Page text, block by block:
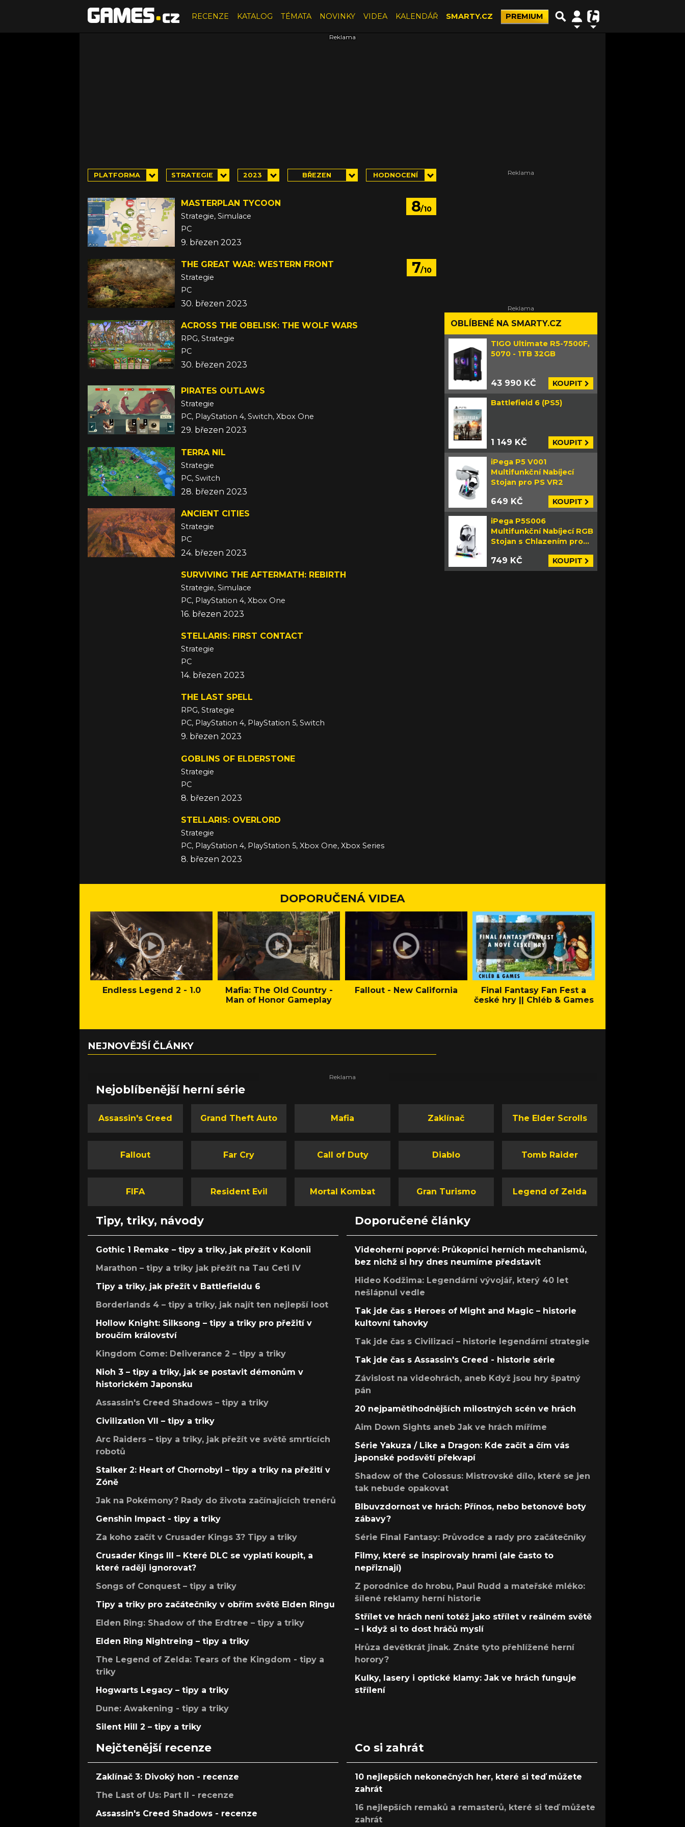
RECENZE KATALOG TÉMATA NOVINKY VIDEA KALENDÁŘ SMARTY.CZ PREMIUM
PLATFORMA STRATEGIE 2023 BŘEZEN HODNOCENÍ
8/10
MASTERPLAN TYCOON
Strategie, Simulace
PC
9. březen 2023
7/10
THE GREAT WAR: WESTERN FRONT
Strategie
PC
30. březen 2023
ACROSS THE OBELISK: THE WOLF WARS
RPG, Strategie
PC
30. březen 2023
PIRATES OUTLAWS
Strategie
PC, PlayStation 4, Switch, Xbox One
29. březen 2023
TERRA NIL
Strategie
PC, Switch
28. březen 2023
ANCIENT CITIES
Strategie
PC
24. březen 2023
SURVIVING THE AFTERMATH: REBIRTH
Strategie, Simulace
PC, PlayStation 4, Xbox One
16. březen 2023
STELLARIS: FIRST CONTACT
Strategie
PC
14. březen 2023
THE LAST SPELL
RPG, Strategie
PC, PlayStation 4, PlayStation 5, Switch
9. březen 2023
GOBLINS OF ELDERSTONE
Strategie
PC
8. březen 2023
STELLARIS: OVERLORD
Strategie
PC, PlayStation 4, PlayStation 5, Xbox One, Xbox Series
8. březen 2023
OBLÍBENÉ NA SMARTY.CZ
TIGO Ultimate R5-7500F,
5070 - 1TB 32GB
43 990 KČ KOUPIT
Battlefield 6 (PS5)
1 149 KČ KOUPIT
iPega P5 V001
Multifunkční Nabíjecí
Stojan pro PS VR2
649 KČ KOUPIT
iPega P5S006
Multifunkční Nabíjecí RGB
Stojan s Chlazením pro
749 KČ KOUPIT
DOPORUČENÁ VIDEA
Endless Legend 2 - 1.0
Mafia: The Old Country -
Man of Honor Gameplay
Fallout - New California
Final Fantasy Fan Fest a
české hry || Chléb & Games
NEJNOVĚJŠÍ ČLÁNKY
Nejoblíbenější herní série
Assassin's Creed Grand Theft Auto Mafia Zaklínač The Elder Scrolls
Fallout Far Cry Call of Duty Diablo Tomb Raider
FIFA Resident Evil Mortal Kombat Gran Turismo Legend of Zelda
Tipy, triky, návody
Gothic 1 Remake – tipy a triky, jak přežít v Kolonii
Marathon – tipy a triky jak přežít na Tau Ceti IV
Tipy a triky, jak přežít v Battlefieldu 6
Borderlands 4 – tipy a triky, jak najít ten nejlepší loot
Hollow Knight: Silksong – tipy a triky pro přežití v
broučím království
Kingdom Come: Deliverance 2 – tipy a triky
Nioh 3 – tipy a triky, jak se postavit démonům v
historickém Japonsku
Assassin's Creed Shadows – tipy a triky
Civilization VII – tipy a triky
Arc Raiders – tipy a triky, jak přežít ve světě smrtících
robotů
Stalker 2: Heart of Chornobyl – tipy a triky na přežití v
Zóně
Jak na Pokémony? Rady do života začínajících trenérů
Genshin Impact - tipy a triky
Za koho začít v Crusader Kings 3? Tipy a triky
Crusader Kings III – Které DLC se vyplatí koupit, a
které raději ignorovat?
Songs of Conquest – tipy a triky
Tipy a triky pro začátečníky v obřím světě Elden Ringu
Elden Ring: Shadow of the Erdtree – tipy a triky
Elden Ring Nightreing – tipy a triky
The Legend of Zelda: Tears of the Kingdom - tipy a
triky
Hogwarts Legacy – tipy a triky
Dune: Awakening - tipy a triky
Silent Hill 2 – tipy a triky
Doporučené články
Videoherní poprvé: Průkopníci herních mechanismů,
bez nichž si hry dnes neumíme představit
Hideo Kodžima: Legendární vývojář, který 40 let
nešlápnul vedle
Tak jde čas s Heroes of Might and Magic – historie
kultovní tahovky
Tak jde čas s Civilizací – historie legendární strategie
Tak jde čas s Assassin's Creed - historie série
Závislost na videohrách, aneb Když jsou hry špatný
pán
20 nejpamětihodnějších milostných scén ve hrách
Aim Down Sights aneb Jak ve hrách míříme
Série Yakuza / Like a Dragon: Kde začít a čím vás
japonské podsvětí překvapí
Shadow of the Colossus: Mistrovské dílo, které se jen
tak nebude opakovat
Blbuvzdornost ve hrách: Přínos, nebo betonové boty
zábavy?
Série Final Fantasy: Průvodce a rady pro začátečníky
Filmy, které se inspirovaly hrami (ale často to
nepřiznají)
Z porodnice do hrobu, Paul Rudd a mateřské mléko:
šílené reklamy herní historie
Střílet ve hrách není totéž jako střílet v reálném světě
– i když si to dost hráčů myslí
Hrůza devětkrát jinak. Znáte tyto přehlížené herní
horory?
Kulky, lasery i optické klamy: Jak ve hrách funguje
střílení
Nejčtenější recenze
Zaklínač 3: Divoký hon - recenze
The Last of Us: Part II - recenze
Assassin's Creed Shadows - recenze
Co si zahrát
10 nejlepších nekonečných her, které si teď můžete
zahrát
16 nejlepších remaků a remasterů, které si teď můžete
zahrát